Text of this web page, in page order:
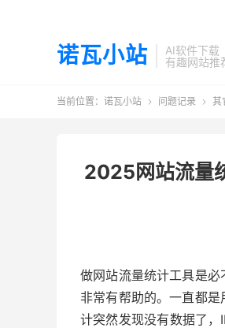
诺瓦小站
AI软件下载
有趣网站推
当前位置： 诺瓦小站  问题记录  其
2025网站流量
做网站流量统计工具是
非常有帮助的。一直都
计突然发现没有数据了